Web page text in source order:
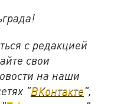
с редакцией
свои
на наши
"ВКонтакте",